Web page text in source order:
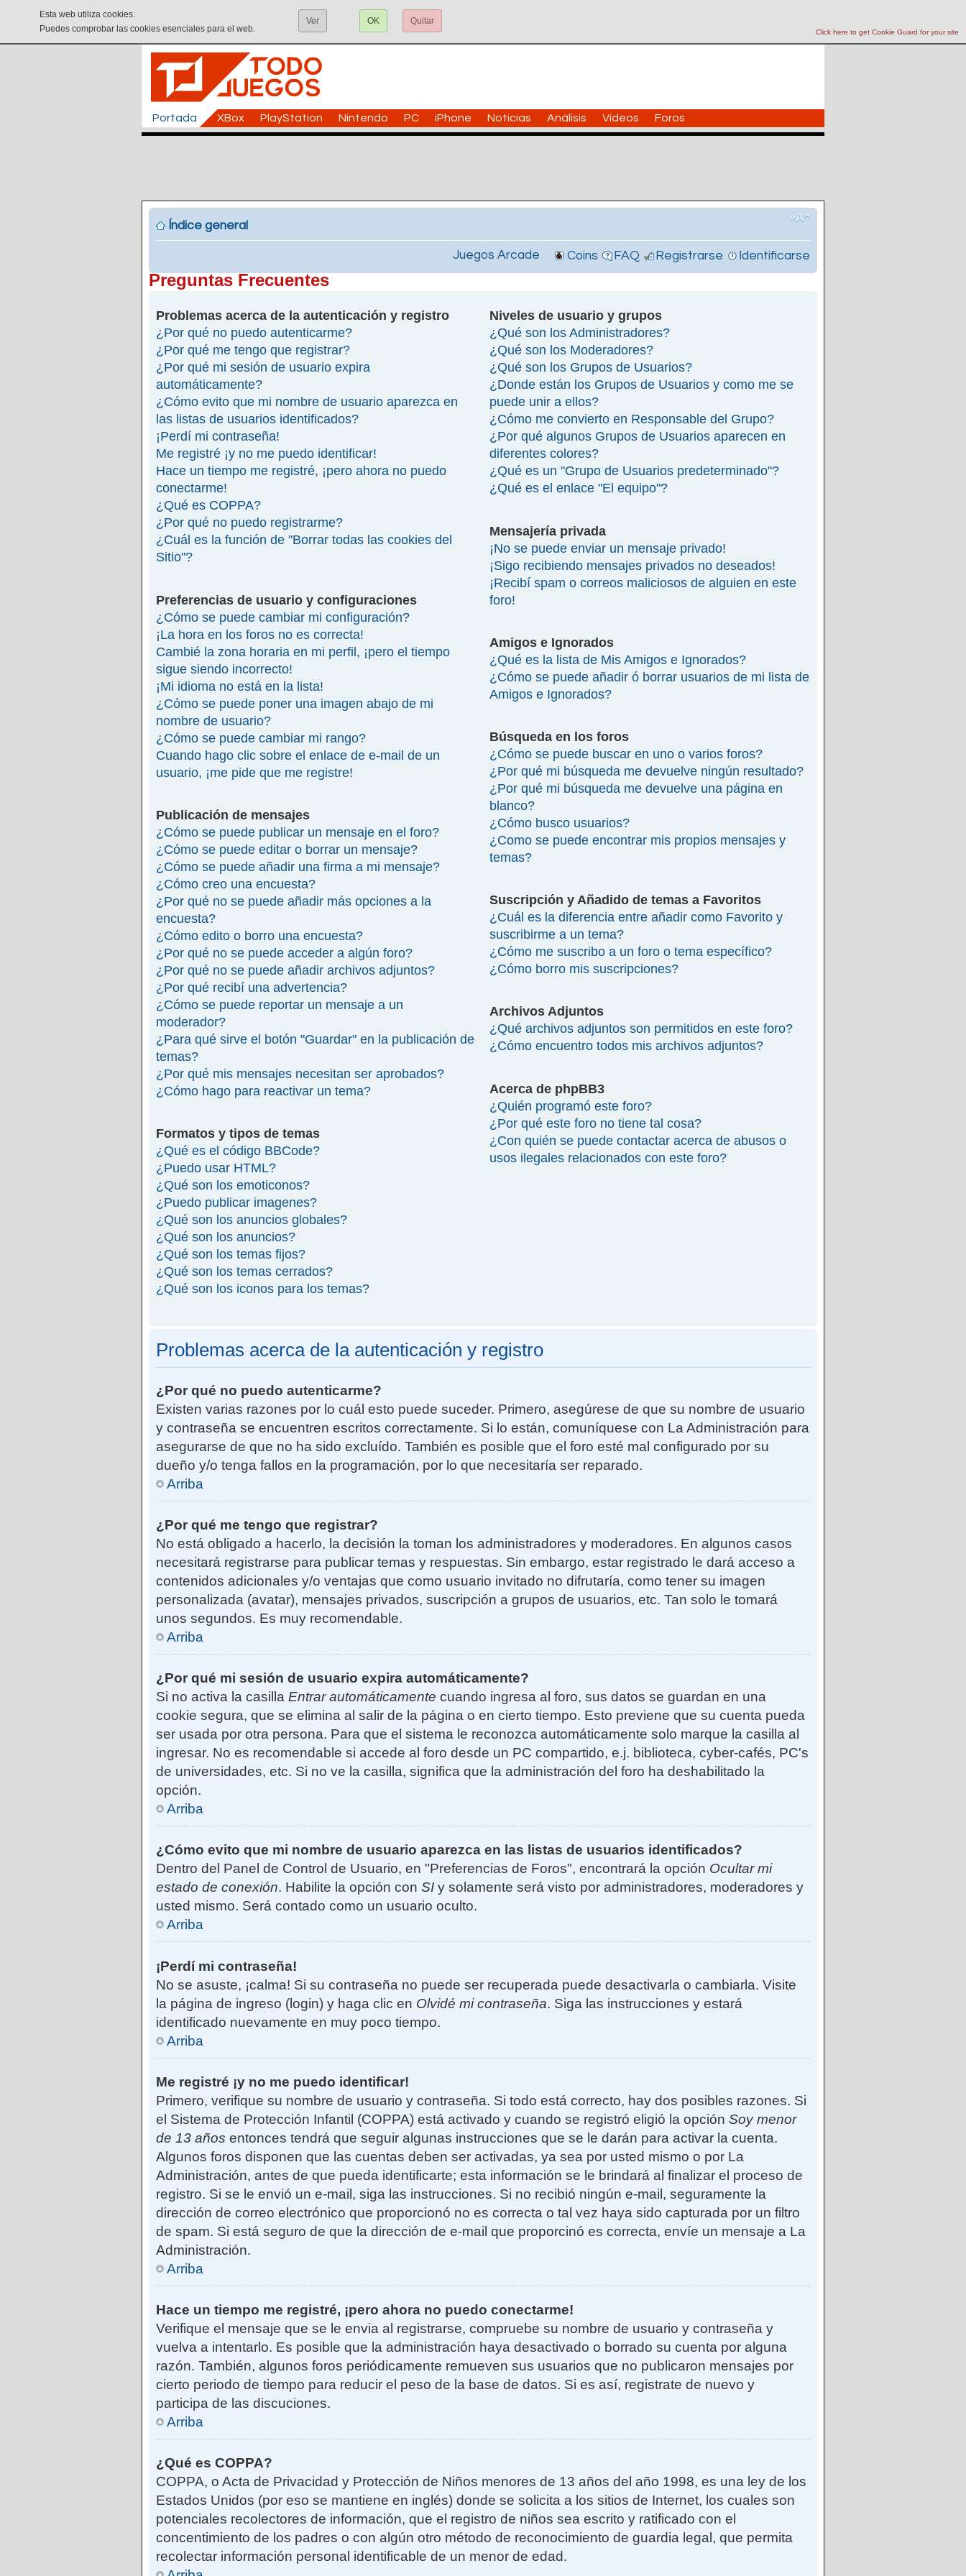
Click here to get Cookie Guard for your site
Esta web utiliza cookies.
Puedes comprobar las cookies esenciales para el web.
Ver OK Quitar
Portada XBox PlayStation Nintendo PC iPhone Noticias Análisis Vídeos Foros
Índice general
Juegos Arcade Coins FAQ Registrarse Identificarse
Preguntas Frecuentes
Problemas acerca de la autenticación y registro
¿Por qué no puedo autenticarme?
¿Por qué me tengo que registrar?
¿Por qué mi sesión de usuario expira
automáticamente?
¿Cómo evito que mi nombre de usuario aparezca en
las listas de usuarios identificados?
¡Perdí mi contraseña!
Me registré ¡y no me puedo identificar!
Hace un tiempo me registré, ¡pero ahora no puedo
conectarme!
¿Qué es COPPA?
¿Por qué no puedo registrarme?
¿Cuál es la función de "Borrar todas las cookies del
Sitio"?
Preferencias de usuario y configuraciones
¿Cómo se puede cambiar mi configuración?
¡La hora en los foros no es correcta!
Cambié la zona horaria en mi perfil, ¡pero el tiempo
sigue siendo incorrecto!
¡Mi idioma no está en la lista!
¿Cómo se puede poner una imagen abajo de mi
nombre de usuario?
¿Cómo se puede cambiar mi rango?
Cuando hago clic sobre el enlace de e-mail de un
usuario, ¡me pide que me registre!
Publicación de mensajes
¿Cómo se puede publicar un mensaje en el foro?
¿Cómo se puede editar o borrar un mensaje?
¿Cómo se puede añadir una firma a mi mensaje?
¿Cómo creo una encuesta?
¿Por qué no se puede añadir más opciones a la
encuesta?
¿Cómo edito o borro una encuesta?
¿Por qué no se puede acceder a algún foro?
¿Por qué no se puede añadir archivos adjuntos?
¿Por qué recibí una advertencia?
¿Cómo se puede reportar un mensaje a un
moderador?
¿Para qué sirve el botón "Guardar" en la publicación de
temas?
¿Por qué mis mensajes necesitan ser aprobados?
¿Cómo hago para reactivar un tema?
Formatos y tipos de temas
¿Qué es el código BBCode?
¿Puedo usar HTML?
¿Qué son los emoticonos?
¿Puedo publicar imagenes?
¿Qué son los anuncios globales?
¿Qué son los anuncios?
¿Qué son los temas fijos?
¿Qué son los temas cerrados?
¿Qué son los iconos para los temas?
Niveles de usuario y grupos
¿Qué son los Administradores?
¿Qué son los Moderadores?
¿Qué son los Grupos de Usuarios?
¿Donde están los Grupos de Usuarios y como me se
puede unir a ellos?
¿Cómo me convierto en Responsable del Grupo?
¿Por qué algunos Grupos de Usuarios aparecen en
diferentes colores?
¿Qué es un "Grupo de Usuarios predeterminado"?
¿Qué es el enlace "El equipo"?
Mensajería privada
¡No se puede enviar un mensaje privado!
¡Sigo recibiendo mensajes privados no deseados!
¡Recibí spam o correos maliciosos de alguien en este
foro!
Amigos e Ignorados
¿Qué es la lista de Mis Amigos e Ignorados?
¿Cómo se puede añadir ó borrar usuarios de mi lista de
Amigos e Ignorados?
Búsqueda en los foros
¿Cómo se puede buscar en uno o varios foros?
¿Por qué mi búsqueda me devuelve ningún resultado?
¿Por qué mi búsqueda me devuelve una página en
blanco?
¿Cómo busco usuarios?
¿Como se puede encontrar mis propios mensajes y
temas?
Suscripción y Añadido de temas a Favoritos
¿Cuál es la diferencia entre añadir como Favorito y
suscribirme a un tema?
¿Cómo me suscribo a un foro o tema específico?
¿Cómo borro mis suscripciones?
Archivos Adjuntos
¿Qué archivos adjuntos son permitidos en este foro?
¿Cómo encuentro todos mis archivos adjuntos?
Acerca de phpBB3
¿Quién programó este foro?
¿Por qué este foro no tiene tal cosa?
¿Con quién se puede contactar acerca de abusos o
usos ilegales relacionados con este foro?
Problemas acerca de la autenticación y registro
¿Por qué no puedo autenticarme?
Existen varias razones por lo cuál esto puede suceder. Primero, asegúrese de que su nombre de usuario
y contraseña se encuentren escritos correctamente. Si lo están, comuníquese con La Administración para
asegurarse de que no ha sido excluído. También es posible que el foro esté mal configurado por su
dueño y/o tenga fallos en la programación, por lo que necesitaría ser reparado.
Arriba
¿Por qué me tengo que registrar?
No está obligado a hacerlo, la decisión la toman los administradores y moderadores. En algunos casos
necesitará registrarse para publicar temas y respuestas. Sin embargo, estar registrado le dará acceso a
contenidos adicionales y/o ventajas que como usuario invitado no difrutaría, como tener su imagen
personalizada (avatar), mensajes privados, suscripción a grupos de usuarios, etc. Tan solo le tomará
unos segundos. Es muy recomendable.
Arriba
¿Por qué mi sesión de usuario expira automáticamente?
Si no activa la casilla Entrar automáticamente cuando ingresa al foro, sus datos se guardan en una
cookie segura, que se elimina al salir de la página o en cierto tiempo. Esto previene que su cuenta pueda
ser usada por otra persona. Para que el sistema le reconozca automáticamente solo marque la casilla al
ingresar. No es recomendable si accede al foro desde un PC compartido, e.j. biblioteca, cyber-cafés, PC's
de universidades, etc. Si no ve la casilla, significa que la administración del foro ha deshabilitado la
opción.
Arriba
¿Cómo evito que mi nombre de usuario aparezca en las listas de usuarios identificados?
Dentro del Panel de Control de Usuario, en "Preferencias de Foros", encontrará la opción Ocultar mi
estado de conexión. Habilite la opción con SI y solamente será visto por administradores, moderadores y
usted mismo. Será contado como un usuario oculto.
Arriba
¡Perdí mi contraseña!
No se asuste, ¡calma! Si su contraseña no puede ser recuperada puede desactivarla o cambiarla. Visite
la página de ingreso (login) y haga clic en Olvidé mi contraseña. Siga las instrucciones y estará
identificado nuevamente en muy poco tiempo.
Arriba
Me registré ¡y no me puedo identificar!
Primero, verifique su nombre de usuario y contraseña. Si todo está correcto, hay dos posibles razones. Si
el Sistema de Protección Infantil (COPPA) está activado y cuando se registró eligió la opción Soy menor
de 13 años entonces tendrá que seguir algunas instrucciones que se le darán para activar la cuenta.
Algunos foros disponen que las cuentas deben ser activadas, ya sea por usted mismo o por La
Administración, antes de que pueda identificarte; esta información se le brindará al finalizar el proceso de
registro. Si se le envió un e-mail, siga las instrucciones. Si no recibió ningún e-mail, seguramente la
dirección de correo electrónico que proporcionó no es correcta o tal vez haya sido capturada por un filtro
de spam. Si está seguro de que la dirección de e-mail que proporcinó es correcta, envíe un mensaje a La
Administración.
Arriba
Hace un tiempo me registré, ¡pero ahora no puedo conectarme!
Verifique el mensaje que se le envia al registrarse, compruebe su nombre de usuario y contraseña y
vuelva a intentarlo. Es posible que la administración haya desactivado o borrado su cuenta por alguna
razón. También, algunos foros periódicamente remueven sus usuarios que no publicaron mensajes por
cierto periodo de tiempo para reducir el peso de la base de datos. Si es así, registrate de nuevo y
participa de las discuciones.
Arriba
¿Qué es COPPA?
COPPA, o Acta de Privacidad y Protección de Niños menores de 13 años del año 1998, es una ley de los
Estados Unidos (por eso se mantiene en inglés) donde se solicita a los sitios de Internet, los cuales son
potenciales recolectores de información, que el registro de niños sea escrito y ratificado con el
concentimiento de los padres o con algún otro método de reconocimiento de guardia legal, que permita
recolectar información personal identificable de un menor de edad.